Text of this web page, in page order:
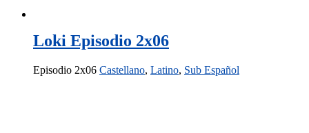
Loki Episodio 2x06
Episodio 2x06 Castellano, Latino, Sub Español